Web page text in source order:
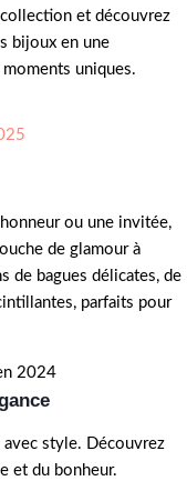
et découvrez
bijoux en une
uniques.
ou une invitée,
de glamour à
de bagues délicates, de
parfaits pour
avec style. Découvrez
et du bonheur.